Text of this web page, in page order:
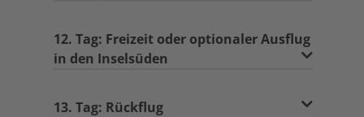
12. Tag: Freizeit oder optionaler Ausflug
in den Inselsüden
13. Tag: Rückflug